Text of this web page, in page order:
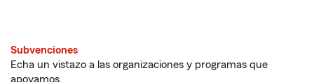
Subvenciones
Echa un vistazo a las organizaciones y programas que
apoyamos.